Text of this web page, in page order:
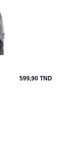
599,90 TND